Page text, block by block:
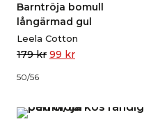
Barntröja bomull
långärmad gul
Leela Cotton
179kr 99 kr
50/56